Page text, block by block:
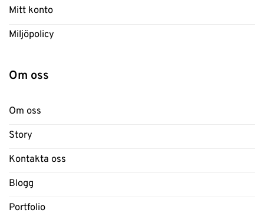
Mitt konto
Miljöpolicy
Om oss
Om oss
Story
Kontakta oss
Blogg
Portfolio